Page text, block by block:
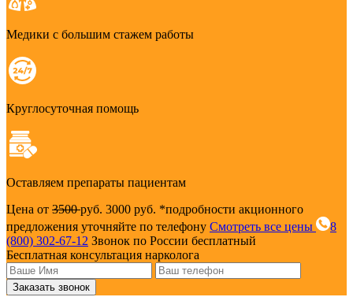
Медики с большим стажем работы
Круглосуточная помощь
Оставляем препараты пациентам
Цена от 3500руб. 3000 руб. *подробности акционного
предложения уточняйте по телефону Смотреть все цены
8
(800) 302-67-12 Звонок по России бесплатный
Бесплатная консультация нарколога
Заказать звонок